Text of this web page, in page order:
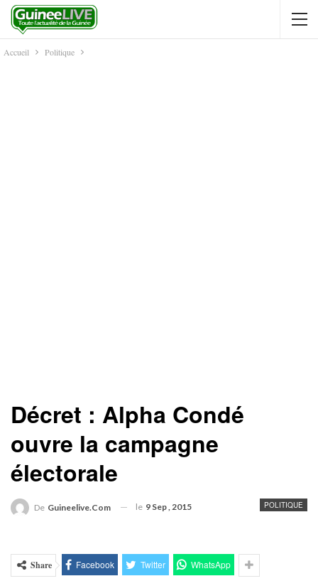
Accueil Politique
Décret : Alpha Condé
ouvre la campagne
électorale
POLITIQUE
De Guineelive.com le 9 Sep , 2015
Share Facebook Twitter WhatsApp